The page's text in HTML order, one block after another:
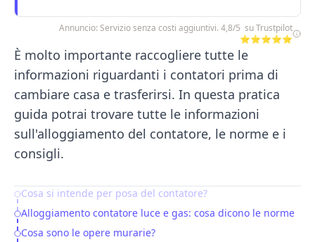
Annuncio: Servizio senza costi aggiuntivi. 4,8/5 su Trustpilot
⭐⭐⭐⭐⭐
È molto importante raccogliere tutte le
informazioni riguardanti i contatori prima di
cambiare casa e trasferirsi. In questa pratica
guida potrai trovare tutte le informazioni
sull'alloggiamento del contatore, le norme e i
consigli.
Table of Contents
Cosa si intende per posa del contatore?
Alloggiamento contatore luce e gas: cosa dicono le norme
Cosa sono le opere murarie?